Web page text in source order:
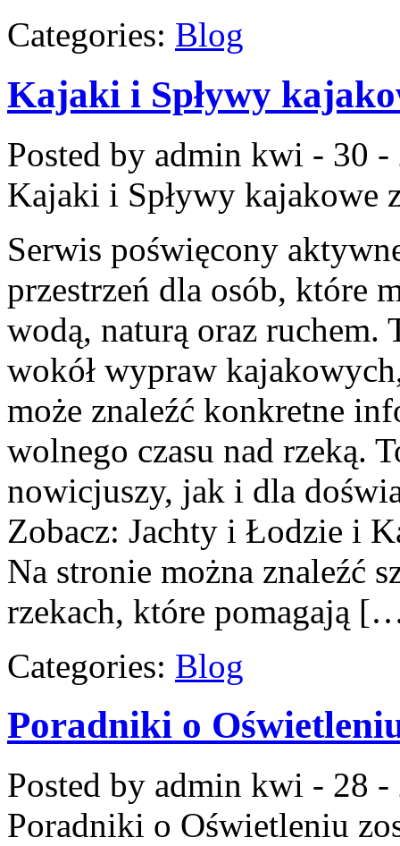
Categories: Blog
Kajaki i Spływy
Posted by admin kwi - 30 -
Kajaki i Spływy kajakowe
Serwis poświęcony
przestrzeń dla osób, które
wodą, naturą oraz ruchem.
wokół wypraw
może znaleźć konkretne
wolnego czasu nad rzeką.
nowicjuszy, jak i dla
Zobacz: Jachty i Łodzie i
Na stronie można znaleźć
rzekach, które pomagają
Categories: Blog
Poradniki o
Posted by admin kwi - 28 -
Poradniki o Oświetleniu